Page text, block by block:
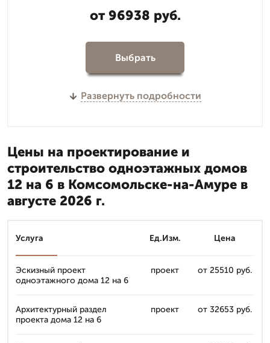
от 96938 руб.
Выбрать
Развернуть подробности
Цены на проектирование и
строительство одноэтажных домов
12 на 6 в Комсомольске-на-Амуре в
августе 2026 г.
Услуга Ед.Изм. Цена
Эскизный проект
одноэтажного дома 12 на 6
проект от 25510 руб.
Архитектурный раздел
проекта дома 12 на 6
проект от 32653 руб.